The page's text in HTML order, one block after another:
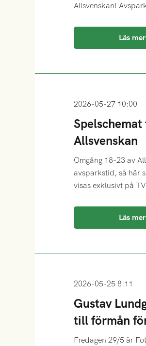
Allsvenskan!
Läs mer
2026-05-27 10:00
Allsvenskan
Omgång 18-23 av
avsparkstid, så här
visas exklusivt på
Läs mer
2026-05-25 8:11
Gustav
till förmån
Fredagen 29/5 är